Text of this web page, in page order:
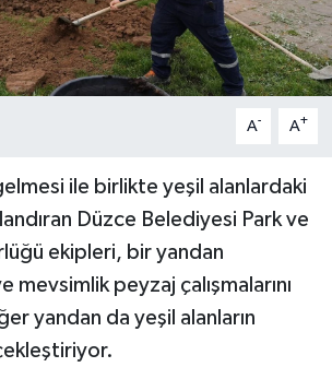
A- A+
gelmesi ile birlikte yeşil alanlardaki
Düzce Belediyesi Park ve
ekipleri, bir yandan
mevsimlik peyzaj çalışmalarını
yandan da yeşil alanların